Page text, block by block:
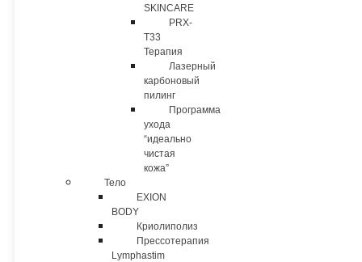
SKINCARE
PRX-
T33
Терапия
Лазерный
карбоновый
пилинг
Программа
ухода
“идеально
чистая
кожа”
Тело
EXION
BODY
Криолиполиз
Прессотерапия
Lymphastim